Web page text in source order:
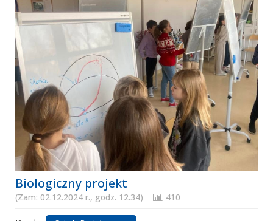
Biologiczny projekt
(Zam: 02.12.2024 r., godz. 12.34) 410